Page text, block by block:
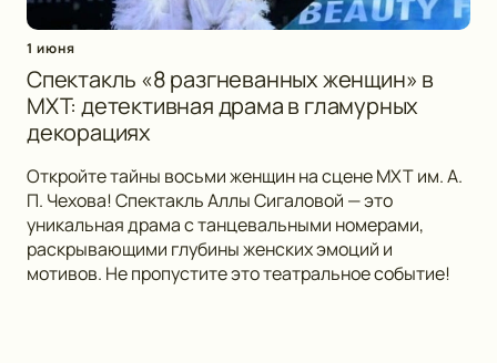
1 июня
Спектакль «8 разгневанных женщин» в
МХТ: детективная драма в гламурных
декорациях
Откройте тайны восьми женщин на сцене МХТ им. А.
П. Чехова! Спектакль Аллы Сигаловой — это
уникальная драма с танцевальными номерами,
раскрывающими глубины женских эмоций и
мотивов. Не пропустите это театральное событие!